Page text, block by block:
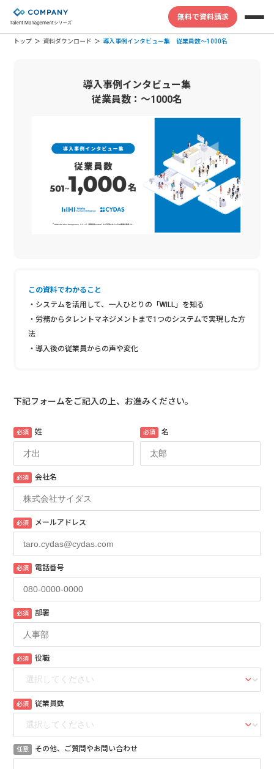
無料で資料請求
トップ 資料ダウンロード 導入事例インタビュー集 従業員数〜1000名
導入事例インタビュー集
従業員数：〜1000名
この資料でわかること
・システムを活用して、一人ひとりの「WILL」を知る
・労務からタレントマネジメントまで1つのシステムで実現した方
法
・導入後の従業員からの声や変化
下記フォームをご記入の上、お進みください。
必須 姓 必須 名
必須 会社名
必須 メールアドレス
必須 電話番号
必須 部署
必須 役職
必須 従業員数
任意 その他、ご質問やお問い合わせ